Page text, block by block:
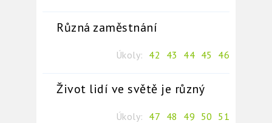
Různá zaměstnání
Úkoly: 42 43 44 45 46
Život lidí ve světě je různý
Úkoly: 47 48 49 50 51